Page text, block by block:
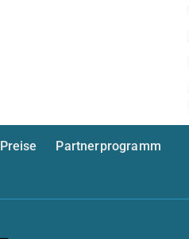
Preise
Partnerprogramm